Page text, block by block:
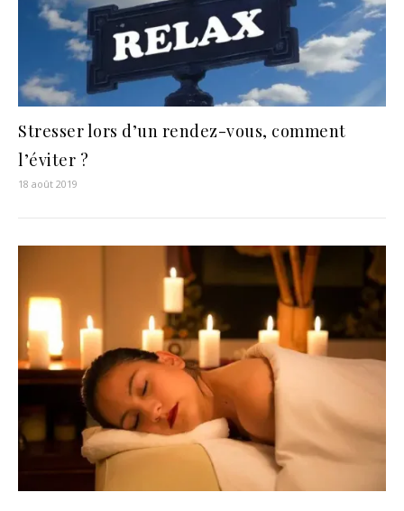
Stresser lors d’un rendez-vous, comment
l’éviter ?
18 août 2019